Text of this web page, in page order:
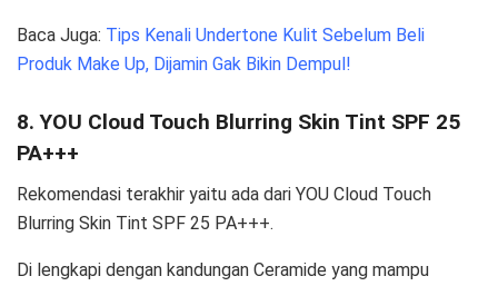
Baca Juga: Tips Kenali Undertone Kulit Sebelum Beli
Produk Make Up, Dijamin Gak Bikin Dempul!
8. YOU Cloud Touch Blurring Skin Tint SPF 25
PA+++
Rekomendasi terakhir yaitu ada dari YOU Cloud Touch
Blurring Skin Tint SPF 25 PA+++.
Di lengkapi dengan kandungan Ceramide yang mampu